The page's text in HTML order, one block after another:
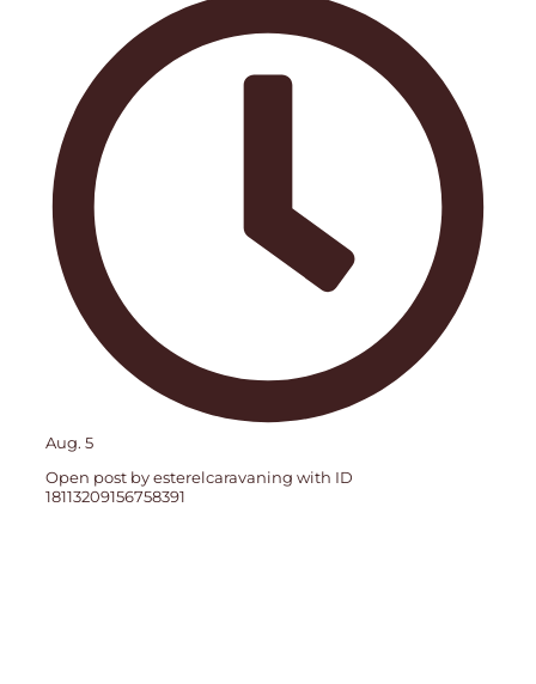
Aug. 5
Open post by esterelcaravaning with ID
18113209156758391